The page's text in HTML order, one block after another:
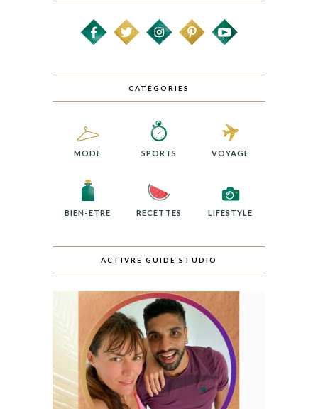
CATÉGORIES
MODE SPORTS VOYAGE
BIEN-ÊTRE RECETTES LIFESTYLE
ACTIVRE GUIDE STUDIO